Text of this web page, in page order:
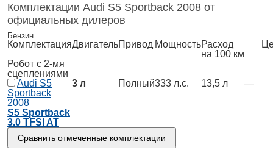
Комплектации Audi S5 Sportback 2008 от
официальных дилеров
Бензин
КомплектацияДвигательПривод МощностьРасход
на 100 км
Робот с 2-мя
сцеплениями
Audi S5
Sportback
2008
S5 Sportback
3.0 TFSI AT
3 л Полный333 л.с. 13,5 л —